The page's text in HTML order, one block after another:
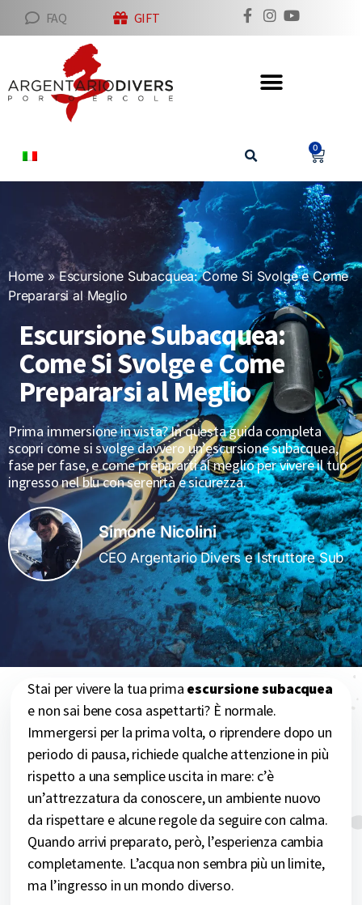
FAQ GIFT
0
Home »Escursione Subacquea: Come Si Svolge e Come
Prepararsi al Meglio
Escursione Subacquea:
Come Si Svolge e Come
Prepararsi al Meglio
Prima immersione in vista? In questa guida completa
scopri come si svolge davvero un’escursione subacquea,
fase per fase, e come prepararti al meglio per vivere il tuo
ingresso nel blu con serenità e sicurezza.
Simone Nicolini
CEO Argentario Divers e Istruttore Sub
Stai per vivere la tua prima escursione subacquea
e non sai bene cosa aspettarti? È normale.
Immergersi per la prima volta, o riprendere dopo un
periodo di pausa, richiede qualche attenzione in più
rispetto a una semplice uscita in mare: c’è
un’attrezzatura da conoscere, un ambiente nuovo
da rispettare e alcune regole da seguire con calma.
Quando arrivi preparato, però, l’esperienza cambia
completamente. L’acqua non sembra più un limite,
ma l’ingresso in un mondo diverso.